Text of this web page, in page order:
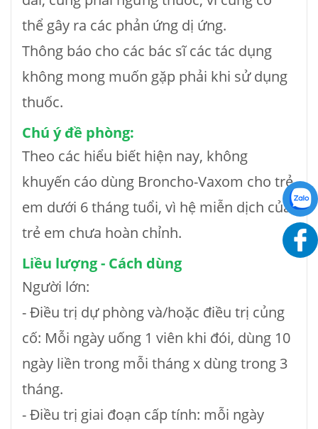
thể gây ra các phản ứng dị ứng.
Thông báo cho các bác sĩ các tác dụng
không mong muốn gặp phải khi sử dụng
thuốc.
Chú ý đề phòng:
Theo các hiểu biết hiện nay, không
khuyến cáo dùng Broncho-Vaxom cho trẻ
em dưới 6 tháng tuổi, vì hệ miễn dịch của
trẻ em chưa hoàn chỉnh.
Liều lượng - Cách dùng
Người lớn:
- Điều trị dự phòng và/hoặc điều trị củng
cố: Mỗi ngày uống 1 viên khi đói, dùng 10
ngày liền trong mỗi tháng x dùng trong 3
tháng.
- Điều trị giai đoạn cấp tính: mỗi ngày